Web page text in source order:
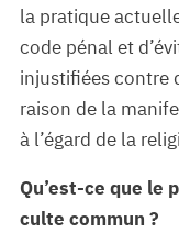
la pratique
code pénal et
injustifiées contre
raison de la
à l’égard de la
Qu’est-ce que le
culte commun ?